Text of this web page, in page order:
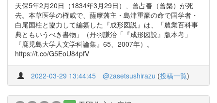
天保5年2月20日（1834年3月29日）、曾占春（曾槃）が死
去。本草医学の権威で、薩摩藩主・島津重豪の命で国学者・
白尾国柱と協力して編纂した『成形図説』は、「農業百科事
典ともいうべき書物」（丹羽謙治「『成形図説』版本考」
『鹿児島大学人文学科論集』65、2007年）。
https://t.co/G5EoU84pfV
2022-03-29 13:44:45 @zasetsushirazu (投稿一覧)